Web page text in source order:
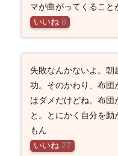
マが曲がってくること
いいね 8
失敗なんかないよ。
功。そのかわり、布団
はダメだけどね。布
と。とにかく自分を
もん
いいね 27